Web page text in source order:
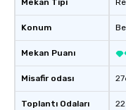
Mekan Tipi
Konum
Mekan Puanı
Misafir odası
Toplantı Odaları 22